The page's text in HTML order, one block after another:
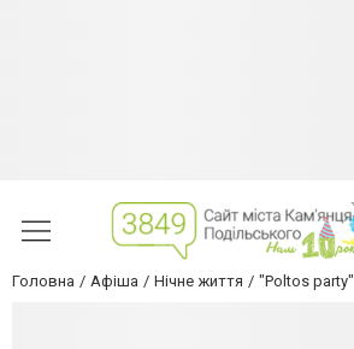
Головна Афіша Нічне життя "Poltos party"